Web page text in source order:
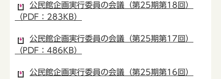
公民館企画実行委員の会議（第25期第18回）
（PDF：283KB）
公民館企画実行委員の会議（第25期第17回）
（PDF：486KB）
公民館企画実行委員の会議（第25期第16回）